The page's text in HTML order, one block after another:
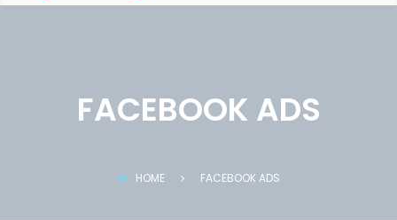
FACEBOOK ADS
HOME FACEBOOK ADS